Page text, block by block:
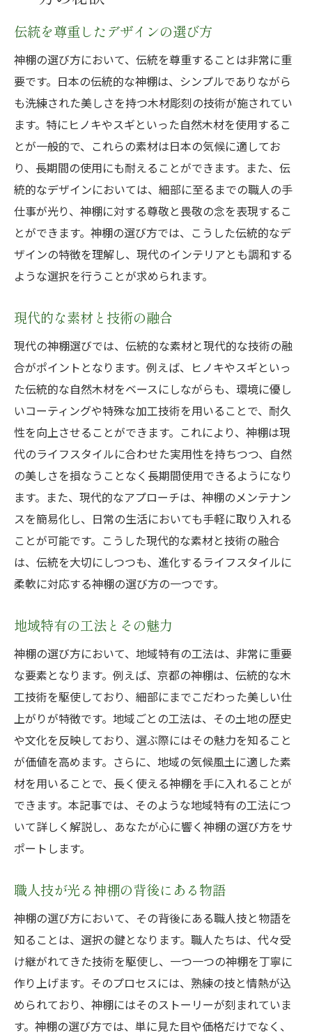
伝統を尊重したデザインの選び方
神棚の選び方において、伝統を尊重することは非常に重
要です。日本の伝統的な神棚は、シンプルでありながら
も洗練された美しさを持つ木材彫刻の技術が施されてい
ます。特にヒノキやスギといった自然木材を使用するこ
とが一般的で、これらの素材は日本の気候に適してお
り、長期間の使用にも耐えることができます。また、伝
統的なデザインにおいては、細部に至るまでの職人の手
仕事が光り、神棚に対する尊敬と畏敬の念を表現するこ
とができます。神棚の選び方では、こうした伝統的なデ
ザインの特徴を理解し、現代のインテリアとも調和する
ような選択を行うことが求められます。
現代的な素材と技術の融合
現代の神棚選びでは、伝統的な素材と現代的な技術の融
合がポイントとなります。例えば、ヒノキやスギといっ
た伝統的な自然木材をベースにしながらも、環境に優し
いコーティングや特殊な加工技術を用いることで、耐久
性を向上させることができます。これにより、神棚は現
代のライフスタイルに合わせた実用性を持ちつつ、自然
の美しさを損なうことなく長期間使用できるようになり
ます。また、現代的なアプローチは、神棚のメンテナン
スを簡易化し、日常の生活においても手軽に取り入れる
ことが可能です。こうした現代的な素材と技術の融合
は、伝統を大切にしつつも、進化するライフスタイルに
柔軟に対応する神棚の選び方の一つです。
地域特有の工法とその魅力
神棚の選び方において、地域特有の工法は、非常に重要
な要素となります。例えば、京都の神棚は、伝統的な木
工技術を駆使しており、細部にまでこだわった美しい仕
上がりが特徴です。地域ごとの工法は、その土地の歴史
や文化を反映しており、選ぶ際にはその魅力を知ること
が価値を高めます。さらに、地域の気候風土に適した素
材を用いることで、長く使える神棚を手に入れることが
できます。本記事では、そのような地域特有の工法につ
いて詳しく解説し、あなたが心に響く神棚の選び方をサ
ポートします。
職人技が光る神棚の背後にある物語
神棚の選び方において、その背後にある職人技と物語を
知ることは、選択の鍵となります。職人たちは、代々受
け継がれてきた技術を駆使し、一つ一つの神棚を丁寧に
作り上げます。そのプロセスには、熟練の技と情熱が込
められており、神棚にはそのストーリーが刻まれていま
す。神棚の選び方では、単に見た目や価格だけでなく、